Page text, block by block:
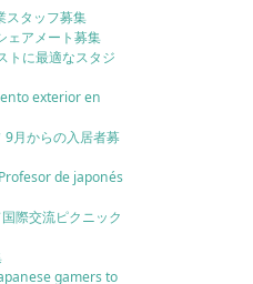
スタッフ募集
ェアメート募集
トに最適なスタジ
exterior en
9月からの入居者募
de japonés
際交流ピクニック
gamers to